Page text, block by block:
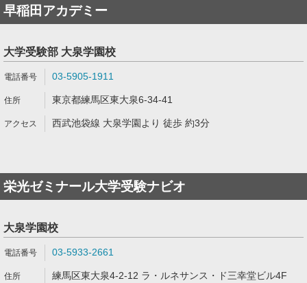
早稲田アカデミー
大学受験部 大泉学園校
03-5905-1911
東京都練馬区東大泉6-34-41
西武池袋線 大泉学園より 徒歩 約3分
栄光ゼミナール大学受験ナビオ
大泉学園校
03-5933-2661
練馬区東大泉4-2-12 ラ・ルネサンス・ド三幸堂ビル4F